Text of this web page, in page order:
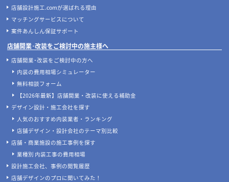
店舗設計施工.comが選ばれる理由
マッチングサービスについて
案件あんしん保証サポート
店舗開業･改装をご検討中の施主様へ
店舗開業･改装をご検討中の方へ
内装の費用相場シミュレーター
無料相談フォーム
【2026年最新】店舗開業・改装に使える補助金
デザイン設計・施工会社を探す
人気のおすすめ内装業者・ランキング
店舗デザイン・設計会社のテーマ別比較
店舗・商業施設の施工事例を探す
業種別 内装工事の費用相場
設計施工会社、事例の閲覧履歴
店舗デザインのプロに聞いてみた！